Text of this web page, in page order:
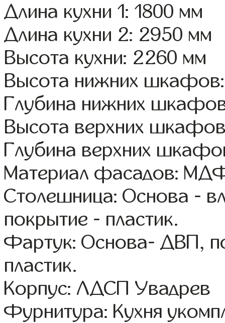
Длина кухни 1: 1800 мм
Длина кухни 2: 2950 мм
Высота кухни: 2260 мм
Высота нижних
Глубина нижних
Высота верхних
Глубина верхних
Материал фасадов:
Столешница: Основа -
покрытие - пластик.
Фартук: Основа- ДВП,
пластик.
Корпус: ЛДСП Увадрев
Фурнитура: Кухня